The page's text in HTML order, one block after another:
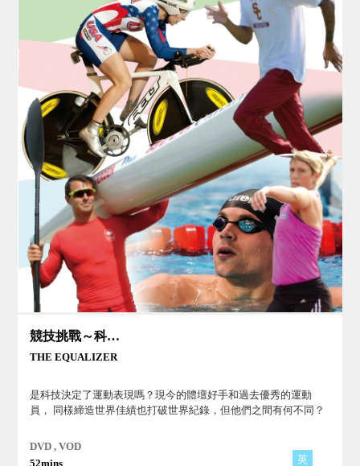
競技挑戰～科技與運動表現
THE EQUALIZER
是科技決定了運動表現嗎？現今的體壇好手和過去優秀的運動
員， 同樣締造世界佳績也打破世界紀錄，但他們之間有何不同？
DVD , VOD
52mins
英